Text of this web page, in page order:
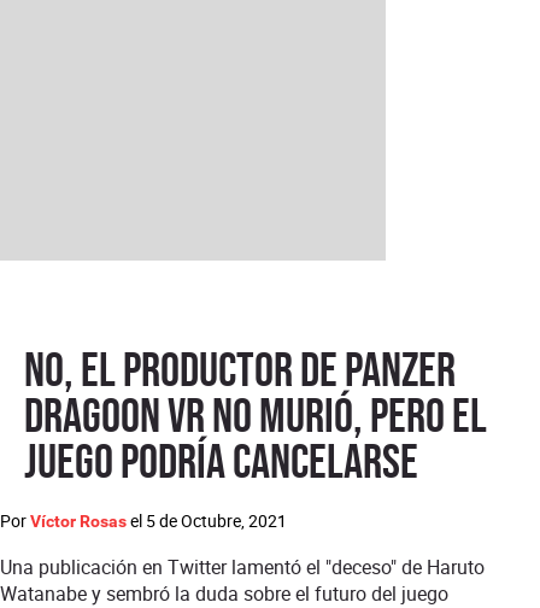
No, el productor de Panzer
Dragoon VR no murió, pero el
juego podría cancelarse
PorVíctor Rosasel 5 de Octubre, 2021
Una publicación en Twitter lamentó el "deceso" de Haruto
Watanabe y sembró la duda sobre el futuro del juego